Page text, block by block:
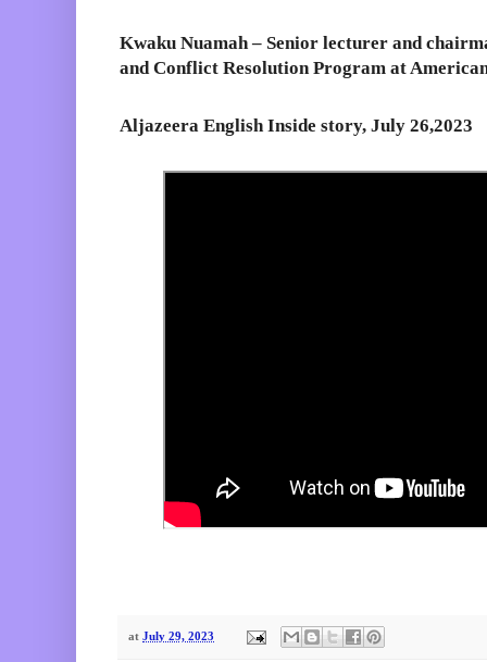
Kwaku Nuamah – Senior lecturer and
and Conflict Resolution Program at
Aljazeera English Inside story, July 26,2023
at July 29, 2023